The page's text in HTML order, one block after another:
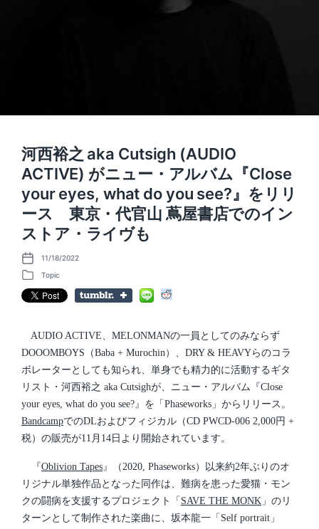
河西裕之 aka Cutsigh (AUDIO
ACTIVE) がニュー・アルバム『Close
your eyes, what do you see?』をリリ
ース 東京・代官山 蔦屋書店でのイン
ストア・ライヴも
P
o
t
d
11/18/2022
P
o
s
n
Topic
AUDIO ACTIVE、MELONMANの一員としてのみならず
DOOOMBOYS（Baba + Murochin）、DRY & HEAVYらのコラ
ボレーターとしても知られ、単身でも精力的に活動するギタ
リスト・河西裕之 aka Cutsighが、ニュー・アルバム『Close
your eyes, what do you see?』を「Phaseworks」からリリース。
BandcampでのDLおよびフィジカル（CD PWCD-006 2,000円 +
税）の販売が11月14日より開始されています。
『Oblivion Tapes』（2020, Phaseworks）以来約2年ぶりのオ
リジナル単独作品となった同作は、難病を患った愛猫・モン
クの闘病を支援するプロジェクト「 SAVE THE MONK 」のリ
ターンとして制作された楽曲に、坂本龍一「Self portrait」